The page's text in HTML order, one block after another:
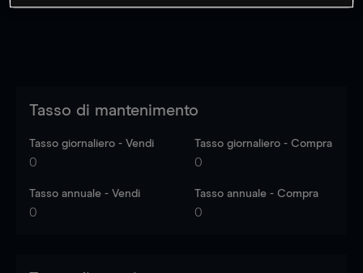
Tasso di mantenimento
Tasso giornaliero - Vendi
0
Tasso giornaliero - Compra
0
Tasso annuale - Vendi
0
Tasso annuale - Compra
0